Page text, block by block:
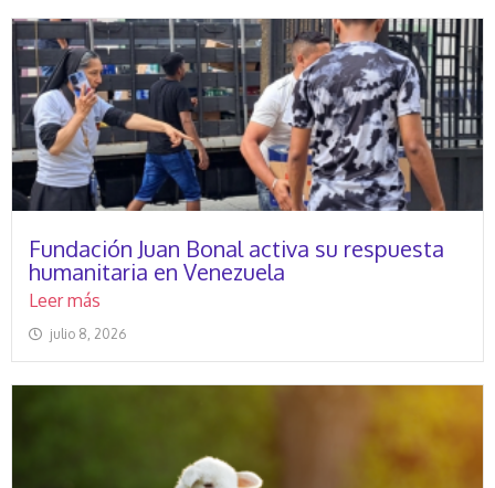
Fundación Juan Bonal activa su respuesta
humanitaria en Venezuela
Leer más
julio 8, 2026